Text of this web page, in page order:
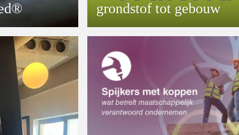
grondstof tot gebouw